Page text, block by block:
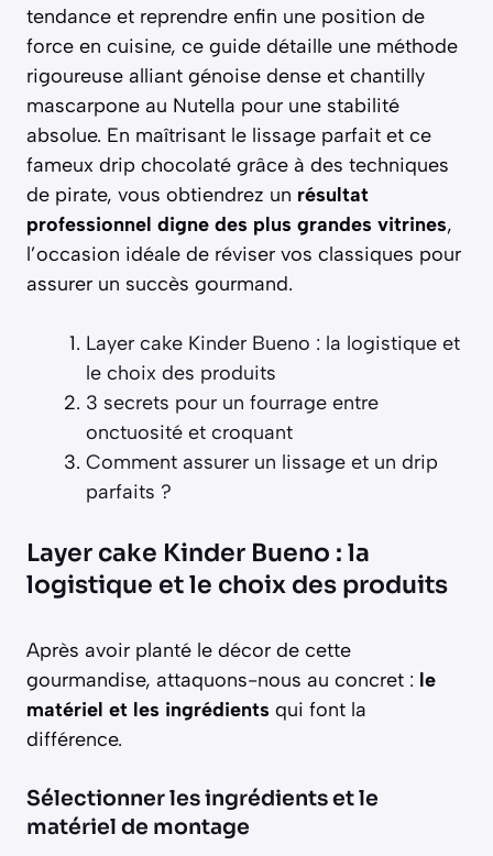
tendance et reprendre enfin une position de
force en cuisine, ce guide détaille une méthode
rigoureuse alliant génoise dense et chantilly
mascarpone au Nutella pour une stabilité
absolue. En maîtrisant le lissage parfait et ce
fameux drip chocolaté grâce à des techniques
de pirate, vous obtiendrez un résultat
professionnel digne des plus grandes vitrines,
l’occasion idéale de réviser vos classiques pour
assurer un succès gourmand.
Layer cake Kinder Bueno : la logistique et
le choix des produits
3 secrets pour un fourrage entre
onctuosité et croquant
Comment assurer un lissage et un drip
parfaits ?
Layer cake Kinder Bueno : la
logistique et le choix des produits
Après avoir planté le décor de cette
gourmandise, attaquons-nous au concret : le
matériel et les ingrédients qui font la
différence.
Sélectionner les ingrédients et le
matériel de montage